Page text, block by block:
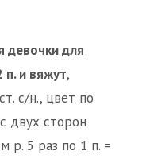
девочки для
п. и вяжут,
с/н., цвет по
двух сторон
р. 5 раз по 1 п. =